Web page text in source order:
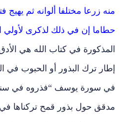
زرعا مختلفا ألوانه ثم يهيج
إن في ذلك لذكرى لأولي
في كتاب الله هي الأدق
ترك البذور أو الحبوب في
سورة يوسف “فذروه في سنبله
حول بذور قمح تركناها في